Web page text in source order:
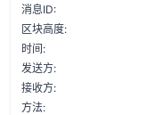
消息ID:
区块高度:
时间:
发送方:
接收方:
方法: